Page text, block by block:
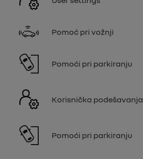
Pomoć pri vožnji
Pomoći pri parkiranju
Korisnička podešavanja
Pomoći pri parkiranju